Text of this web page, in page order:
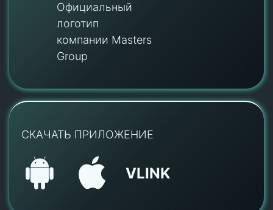
Официальный
логотип
компании Masters
Group
СКАЧАТЬ ПРИЛОЖЕНИЕ
VLINK